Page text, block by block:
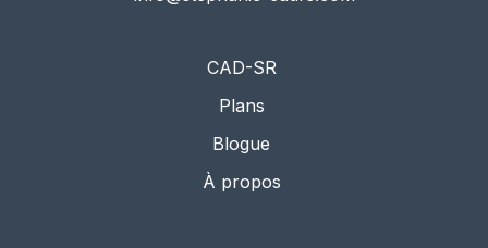
CAD-SR
Plans
Blogue
À propos